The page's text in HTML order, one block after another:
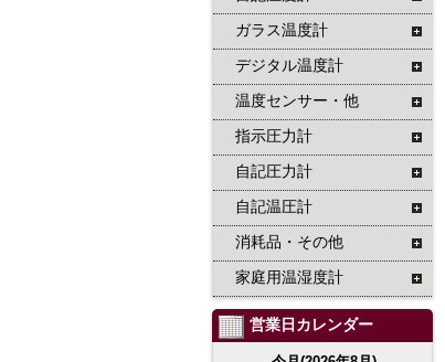
ガラス温度計
デジタル温度計
温度センサー・他
指示圧力計
自記圧力計
自記温圧計
消耗品・その他
家庭用温湿度計
営業日カレンダー